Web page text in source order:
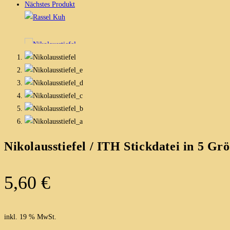
Nächstes Produkt
Nikolausstiefel / ITH Stickdatei in 5
5,60 €
inkl. 19 % MwSt.